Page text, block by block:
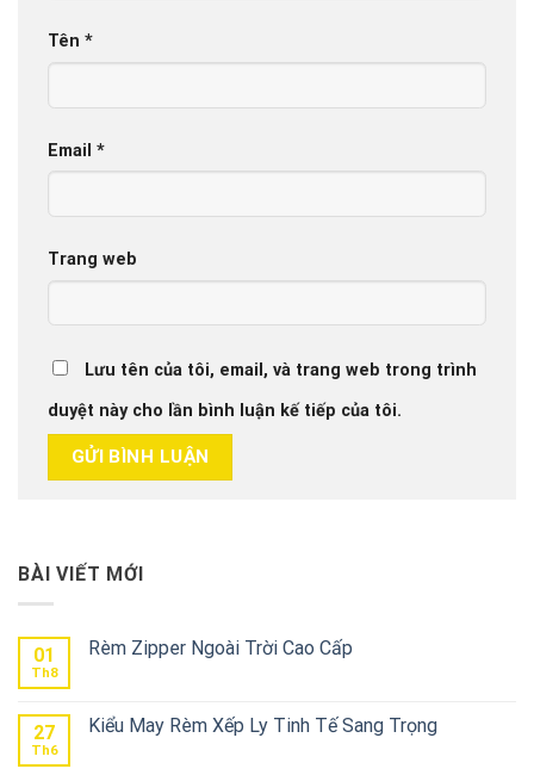
Tên *
Email *
Trang web
Lưu tên của tôi, email, và trang web trong trình
duyệt này cho lần bình luận kế tiếp của tôi.
BÀI VIẾT MỚI
01
Th8
Rèm Zipper Ngoài Trời Cao Cấp
27
Th6
Kiểu May Rèm Xếp Ly Tinh Tế Sang Trọng